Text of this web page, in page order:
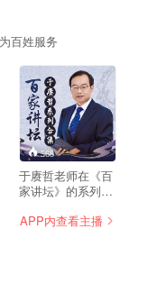
百姓服务
568
于赓哲老师在《百
家讲坛》的系列节
含六部内容：《大
APP内查看主播